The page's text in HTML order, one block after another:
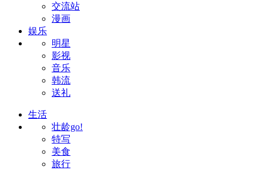
交流站
漫画
娱乐
明星
影视
音乐
韩流
送礼
生活
壮龄go!
特写
美食
旅行